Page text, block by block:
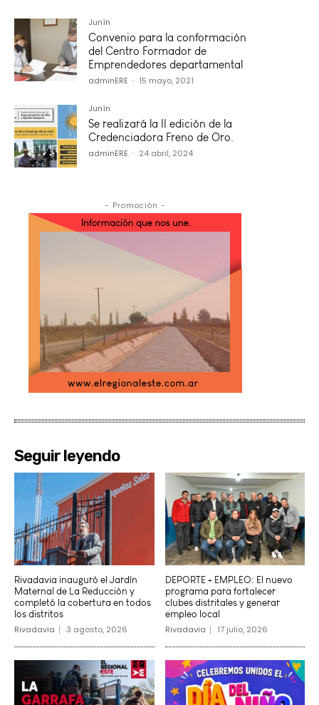
Junín
Convenio para la conformación
del Centro Formador de
Emprendedores departamental
adminERE - 15 mayo, 2021
Junín
Se realizará la II edición de la
Credenciadora Freno de Oro.
adminERE - 24 abril, 2024
- Promoción -
Seguir leyendo
Rivadavia inauguró el Jardín
Maternal de La Reducción y
completó la cobertura en todos
los distritos
Rivadavia 3 agosto, 2026
DEPORTE + EMPLEO: El nuevo
programa para fortalecer
clubes distritales y generar
empleo local
Rivadavia 17 julio, 2026